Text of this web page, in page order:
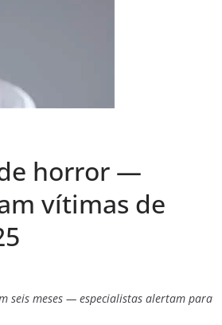
horror —
vítimas de
seis meses — especialistas alertam para